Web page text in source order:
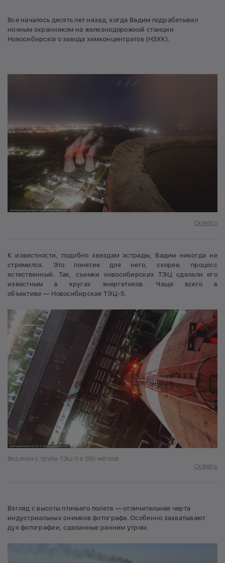
Все началось десять лет назад, когда Вадим подрабатывал
ночным охранником на железнодорожной станции
Новосибирского завода химконцентратов (НЗХК).
Скачать
К известности, подобно звездам эстрады, Вадим никогда не
стремился. Это понятие для него, скорее, процесс
естественный. Так, съемки новосибирских ТЭЦ сделали его
известным в кругах энергетиков. Чаще всего в
объективе — Новосибирская ТЭЦ-5.
Вид вниз с трубы ТЭЦ-5 в 260 метров
Скачать
Взгляд с высоты птичьего полета — отличительная черта
индустриальных снимков фотографа. Особенно захватывают
дух фотографии, сделанные ранним утром.